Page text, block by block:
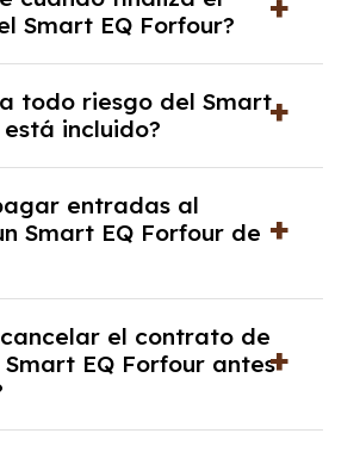
Si excedes ese límite,
cargo adicional.
Smart EQ Forfour?
por uno nuevo o, en algunos
a un precio previamente
todo riesgo del Smart
incluido?
el seguro a todo riesgo sin
dentro de las cuotas
entradas al
Smart EQ Forfour de
ningún tipo de entrada
que lo exija el proveedor
del estudio de viabilidad
cancelar el contrato de
EQ Forfour antes